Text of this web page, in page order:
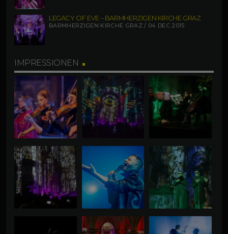
LEGACY OF EVE – BARMHERZIGEN KIRCHE GRAZ
BARMHERZIGEN KIRCHE GRAZ / 04 DEC 2015
IMPRESSIONEN